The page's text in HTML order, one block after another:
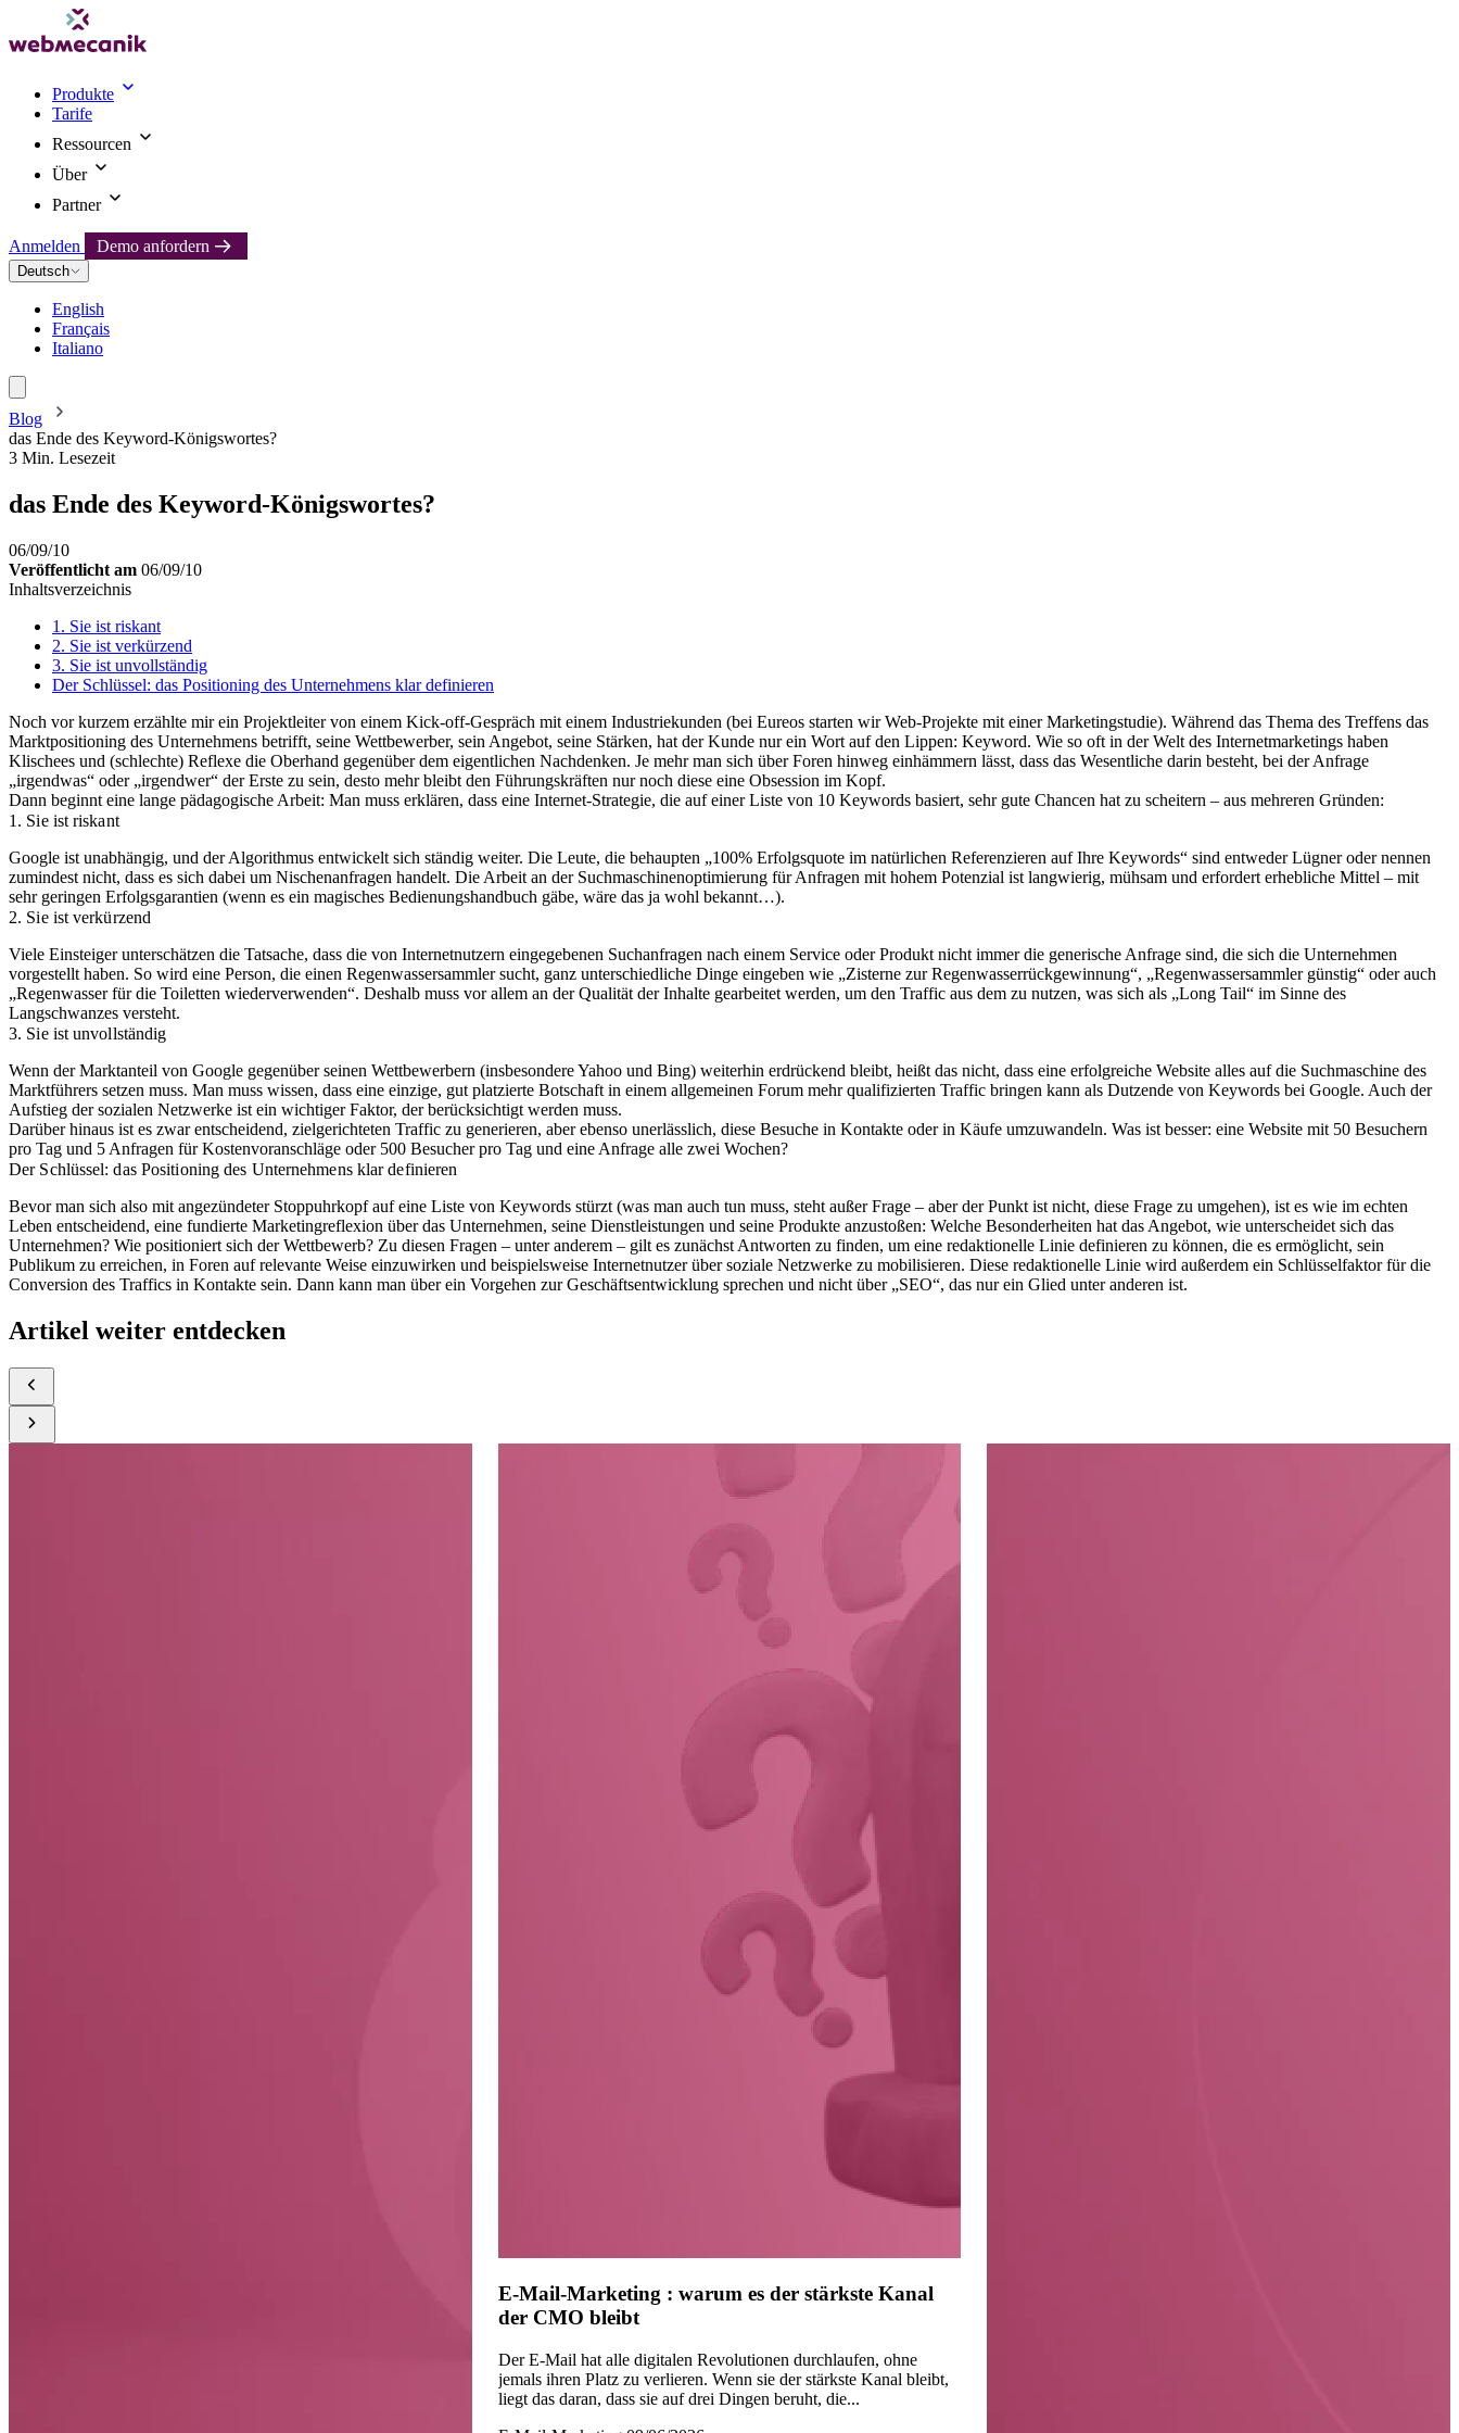
Produkte
Tarife
Ressourcen
Über
Partner
Anmelden Demo anfordern
Deutsch
English
Français
Italiano
Blog
das Ende des Keyword-Königswortes?
3 Min. Lesezeit
das Ende des Keyword-Königswortes?
06/09/10
Veröffentlicht am 06/09/10
Inhaltsverzeichnis
1. Sie ist riskant
2. Sie ist verkürzend
3. Sie ist unvollständig
Der Schlüssel: das Positioning des Unternehmens klar definieren
Noch vor kurzem erzählte mir ein Projektleiter von einem Kick-off-Gespräch mit einem Industriekunden (bei Eureos starten wir Web-Projekte mit einer Marketingstudie). Während das Thema des Treffens das
Marktpositioning des Unternehmens betrifft, seine Wettbewerber, sein Angebot, seine Stärken, hat der Kunde nur ein Wort auf den Lippen: Keyword. Wie so oft in der Welt des Internetmarketings haben
Klischees und (schlechte) Reflexe die Oberhand gegenüber dem eigentlichen Nachdenken. Je mehr man sich über Foren hinweg einhämmern lässt, dass das Wesentliche darin besteht, bei der Anfrage
„irgendwas“ oder „irgendwer“ der Erste zu sein, desto mehr bleibt den Führungskräften nur noch diese eine Obsession im Kopf.
Dann beginnt eine lange pädagogische Arbeit: Man muss erklären, dass eine Internet-Strategie, die auf einer Liste von 10 Keywords basiert, sehr gute Chancen hat zu scheitern – aus mehreren Gründen:
1. Sie ist riskant
Google ist unabhängig, und der Algorithmus entwickelt sich ständig weiter. Die Leute, die behaupten „100% Erfolgsquote im natürlichen Referenzieren auf Ihre Keywords“ sind entweder Lügner oder nennen
zumindest nicht, dass es sich dabei um Nischenanfragen handelt. Die Arbeit an der Suchmaschinenoptimierung für Anfragen mit hohem Potenzial ist langwierig, mühsam und erfordert erhebliche Mittel – mit
sehr geringen Erfolgsgarantien (wenn es ein magisches Bedienungshandbuch gäbe, wäre das ja wohl bekannt…).
2. Sie ist verkürzend
Viele Einsteiger unterschätzen die Tatsache, dass die von Internetnutzern eingegebenen Suchanfragen nach einem Service oder Produkt nicht immer die generische Anfrage sind, die sich die Unternehmen
vorgestellt haben. So wird eine Person, die einen Regenwassersammler sucht, ganz unterschiedliche Dinge eingeben wie „Zisterne zur Regenwasserrückgewinnung“, „Regenwassersammler günstig“ oder auch
„Regenwasser für die Toiletten wiederverwenden“. Deshalb muss vor allem an der Qualität der Inhalte gearbeitet werden, um den Traffic aus dem zu nutzen, was sich als „Long Tail“ im Sinne des
Langschwanzes versteht.
3. Sie ist unvollständig
Wenn der Marktanteil von Google gegenüber seinen Wettbewerbern (insbesondere Yahoo und Bing) weiterhin erdrückend bleibt, heißt das nicht, dass eine erfolgreiche Website alles auf die Suchmaschine des
Marktführers setzen muss. Man muss wissen, dass eine einzige, gut platzierte Botschaft in einem allgemeinen Forum mehr qualifizierten Traffic bringen kann als Dutzende von Keywords bei Google. Auch der
Aufstieg der sozialen Netzwerke ist ein wichtiger Faktor, der berücksichtigt werden muss.
Darüber hinaus ist es zwar entscheidend, zielgerichteten Traffic zu generieren, aber ebenso unerlässlich, diese Besuche in Kontakte oder in Käufe umzuwandeln. Was ist besser: eine Website mit 50 Besuchern
pro Tag und 5 Anfragen für Kostenvoranschläge oder 500 Besucher pro Tag und eine Anfrage alle zwei Wochen?
Der Schlüssel: das Positioning des Unternehmens klar definieren
Bevor man sich also mit angezündeter Stoppuhrkopf auf eine Liste von Keywords stürzt (was man auch tun muss, steht außer Frage – aber der Punkt ist nicht, diese Frage zu umgehen), ist es wie im echten
Leben entscheidend, eine fundierte Marketingreflexion über das Unternehmen, seine Dienstleistungen und seine Produkte anzustoßen: Welche Besonderheiten hat das Angebot, wie unterscheidet sich das
Unternehmen? Wie positioniert sich der Wettbewerb? Zu diesen Fragen – unter anderem – gilt es zunächst Antworten zu finden, um eine redaktionelle Linie definieren zu können, die es ermöglicht, sein
Publikum zu erreichen, in Foren auf relevante Weise einzuwirken und beispielsweise Internetnutzer über soziale Netzwerke zu mobilisieren. Diese redaktionelle Linie wird außerdem ein Schlüsselfaktor für die
Conversion des Traffics in Kontakte sein. Dann kann man über ein Vorgehen zur Geschäftsentwicklung sprechen und nicht über „SEO“, das nur ein Glied unter anderen ist.
Artikel weiter entdecken
E-Mail-Marketing : warum es der stärkste Kanal
der CMO bleibt
Der E-Mail hat alle digitalen Revolutionen durchlaufen, ohne
jemals ihren Platz zu verlieren. Wenn sie der stärkste Kanal bleibt,
liegt das daran, dass sie auf drei Dingen beruht, die...